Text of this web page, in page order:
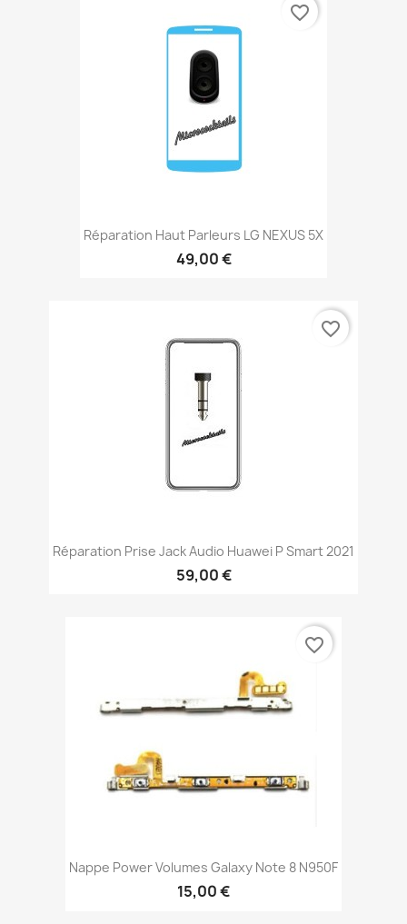
Réparation Haut Parleurs LG NEXUS 5X
49,00 €
favorite_border
Réparation Prise Jack Audio Huawei P Smart 2021
59,00 €
favorite_border
Nappe Power Volumes Galaxy Note 8 N950F
15,00 €
favorite_border